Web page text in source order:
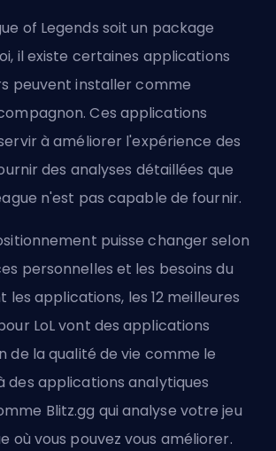
of Legends soit un package
il existe certaines applications
peuvent installer comme
Ces applications
à améliorer l'expérience des
des analyses détaillées que
n'est pas capable de fournir.
puisse changer selon
personnelles et les besoins du
les applications, les 12 meilleures
LoL vont des applications
de la qualité de vie comme le
des applications analytiques
Blitz.gg qui analyse votre jeu
où vous pouvez vous améliorer.